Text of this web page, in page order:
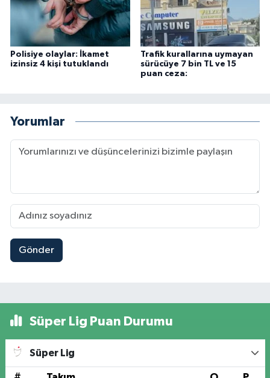
Polisiye olaylar: İkamet
izinsiz 4 kişi tutuklandı
Trafik kurallarına uymayan
sürücüye 7 bin TL ve 15
puan ceza:
Yorumlar
Gönder
Süper Lig Puan Durumu
Süper Lig